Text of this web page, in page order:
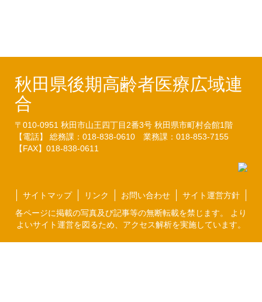
秋田県後期高齢者医療広域連
合
〒010-0951 秋田市山王四丁目2番3号 秋田県市町村会館1階
【電話】 総務課：018-838-0610 業務課：018-853-7155
【FAX】018-838-0611
サイトマップ リンク お問い合わせ
サイト運営方針
各ページに掲載の写真及び記事等の無断転載を禁じます。 より
よいサイト運営を図るため、アクセス解析を実施しています。